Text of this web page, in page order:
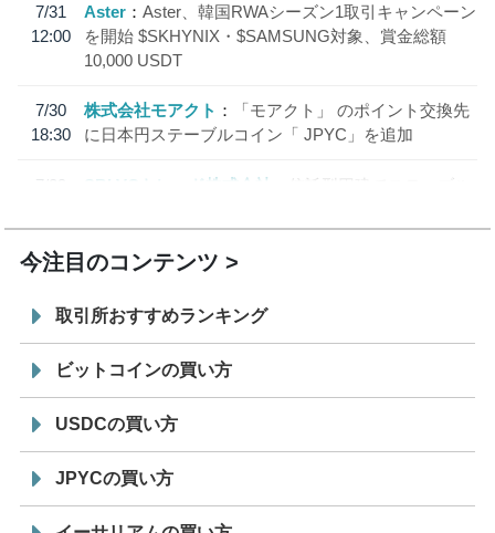
7/31
12:00
Aster
Aster、韓国RWAシーズン1取引キャンペーン
を開始 $SKHYNIX・$SAMSUNG対象、賞金総額
10,000 USDT
7/30
18:30
株式会社モアクト
「モアクト」 のポイント交換先
に日本円ステーブルコイン「 JPYC」を追加
7/29
SBI VCトレード株式会社
信託型円建てステーブル
今注目のコンテンツ
取引所おすすめランキング
ビットコインの買い方
USDCの買い方
JPYCの買い方